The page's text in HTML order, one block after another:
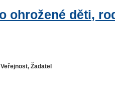
ohrožené děti,
Veřejnost, Žadatel